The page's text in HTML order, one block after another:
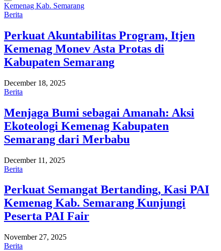
Kemenag Kab. Semarang
Berita
Perkuat Akuntabilitas Program, Itjen
Kemenag Monev Asta Protas di
Kabupaten Semarang
December 18, 2025
Berita
Menjaga Bumi sebagai Amanah: Aksi
Ekoteologi Kemenag Kabupaten
Semarang dari Merbabu
December 11, 2025
Berita
Perkuat Semangat Bertanding, Kasi PAI
Kemenag Kab. Semarang Kunjungi
Peserta PAI Fair
November 27, 2025
Berita